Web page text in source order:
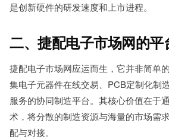
是创新硬件的研发速度和上市进程。
二、捷配电子市场网的
捷配电子市场网应运而生，它并非简单
集电子元器件在线交易、PCB定制化制
服务的协同制造平台。其核心价值在于
术，将分散的制造资源与海量的市场需
配与对接。